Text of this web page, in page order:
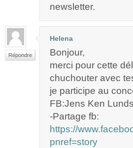
newsletter.
Répondre
Helena
Bonjour,
merci pour cette
chuchouter avec
je participe au
FB:Jens Ken
-Partage fb:
https://
pnref=story